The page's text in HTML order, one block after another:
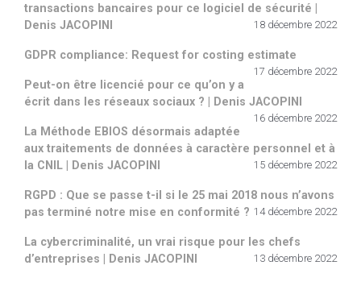
transactions bancaires pour ce logiciel de sécurité |
Denis JACOPINI
18 décembre 2022
GDPR compliance: Request for costing estimate
17 décembre 2022
Peut-on être licencié pour ce qu’on y a
écrit dans les réseaux sociaux ? | Denis JACOPINI
16 décembre 2022
La Méthode EBIOS désormais adaptée
aux traitements de données à caractère personnel et à
la CNIL | Denis JACOPINI
15 décembre 2022
RGPD : Que se passe t-il si le 25 mai 2018 nous n’avons
pas terminé notre mise en conformité ? 14 décembre 2022
La cybercriminalité, un vrai risque pour les chefs
d’entreprises | Denis JACOPINI
13 décembre 2022